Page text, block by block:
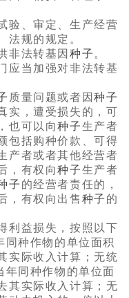
、审定、生产经营
法规的规定。
非法转基因种子。
应当加强对非法转基
质量问题或者因种子
实，遭受损失的，可
也可以向种子生产者
包括购种价款、可得
产者或者其他经营者
，有权向种子生产者
子 的经营者责任的，
，有权向出售 种子 的
利益损失，按照以下
种作物的单位面积
实际收入计算；无统
年同种作物的单位面
其实际收入计算；无